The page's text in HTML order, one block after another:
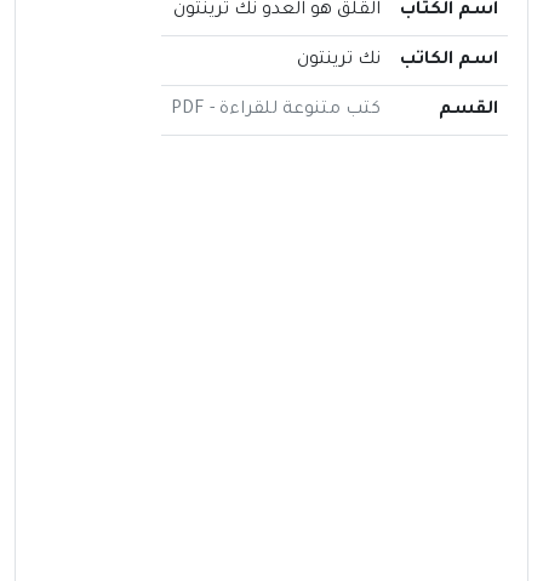
اسم الكتاب القلق هو العدو نك ترينتون
اسم الكاتب نك ترينتون
القسم كتب متنوعة للقراءة - PDF